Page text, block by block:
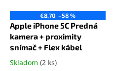
€8,70 –58 %
Apple iPhone 5C Predná
kamera + proximity
snímač + Flex kábel
Priemerné
Skladom (2 ks)